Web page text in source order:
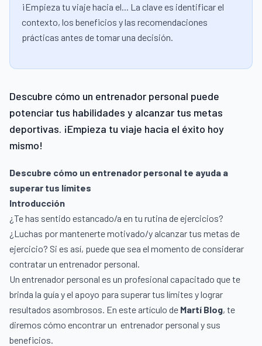
¡Empieza tu viaje hacia el... La clave es identificar el
contexto, los beneficios y las recomendaciones
prácticas antes de tomar una decisión.
Descubre cómo un entrenador personal puede
potenciar tus habilidades y alcanzar tus metas
deportivas. ¡Empieza tu viaje hacia el éxito hoy
mismo!
Descubre cómo un entrenador personal te ayuda a
superar tus límites
Introducción
¿Te has sentido estancado/a en tu rutina de ejercicios?
¿Luchas por mantenerte motivado/y alcanzar tus metas de
ejercicio? Si es así, puede que sea el momento de considerar
contratar un entrenador personal.
Un entrenador personal es un profesional capacitado que te
brinda la guía y el apoyo para superar tus límites y lograr
resultados asombrosos. En este artículo de Martí Blog, te
diremos cómo encontrar un entrenador personal y sus
beneficios.